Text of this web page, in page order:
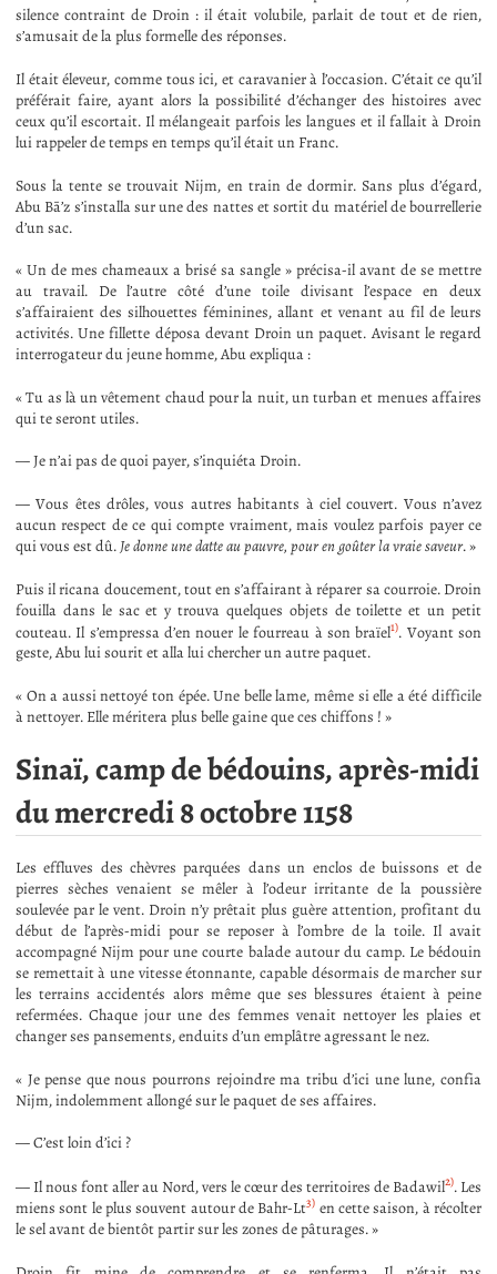
silence contraint de Droin : il était volubile, parlait de tout et de rien,
s’amusait de la plus formelle des réponses.
Il était éleveur, comme tous ici, et caravanier à l’occasion. C’était ce qu’il
préférait faire, ayant alors la possibilité d’échanger des histoires avec
ceux qu’il escortait. Il mélangeait parfois les langues et il fallait à Droin
lui rappeler de temps en temps qu’il était un Franc.
Sous la tente se trouvait Nijm, en train de dormir. Sans plus d’égard,
Abu Bā’z s’installa sur une des nattes et sortit du matériel de bourrellerie
d’un sac.
« Un de mes chameaux a brisé sa sangle » précisa-il avant de se mettre
au travail. De l’autre côté d’une toile divisant l’espace en deux
s’affairaient des silhouettes féminines, allant et venant au fil de leurs
activités. Une fillette déposa devant Droin un paquet. Avisant le regard
interrogateur du jeune homme, Abu expliqua :
« Tu as là un vêtement chaud pour la nuit, un turban et menues affaires
qui te seront utiles.
— Je n’ai pas de quoi payer, s’inquiéta Droin.
— Vous êtes drôles, vous autres habitants à ciel couvert. Vous n’avez
aucun respect de ce qui compte vraiment, mais voulez parfois payer ce
qui vous est dû.Je donne une datte au pauvre, pour en goûter la vraie saveur. »
Puis il ricana doucement, tout en s’affairant à réparer sa courroie. Droin
fouilla dans le sac et y trouva quelques objets de toilette et un petit
couteau. Il s’empressa d’en nouer le fourreau à son braïel1). Voyant son
geste, Abu lui sourit et alla lui chercher un autre paquet.
« On a aussi nettoyé ton épée. Une belle lame, même si elle a été difficile
à nettoyer. Elle méritera plus belle gaine que ces chiffons ! »
Sinaï, camp de bédouins, après-midi
du mercredi 8 octobre 1158
Les effluves des chèvres parquées dans un enclos de buissons et de
pierres sèches venaient se mêler à l’odeur irritante de la poussière
soulevée par le vent. Droin n’y prêtait plus guère attention, profitant du
début de l’après-midi pour se reposer à l’ombre de la toile. Il avait
accompagné Nijm pour une courte balade autour du camp. Le bédouin
se remettait à une vitesse étonnante, capable désormais de marcher sur
les terrains accidentés alors même que ses blessures étaient à peine
refermées. Chaque jour une des femmes venait nettoyer les plaies et
changer ses pansements, enduits d’un emplâtre agressant le nez.
« Je pense que nous pourrons rejoindre ma tribu d’ici une lune, confia
Nijm, indolemment allongé sur le paquet de ses affaires.
— C’est loin d’ici ?
— Il nous font aller au Nord, vers le cœur des territoires de Badawil2). Les
miens sont le plus souvent autour de Bahr-Lt3) en cette saison, à récolter
le sel avant de bientôt partir sur les zones de pâturages. »